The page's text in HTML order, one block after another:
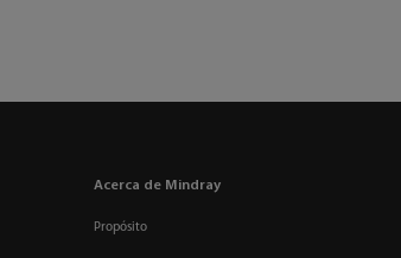
Acerca de Mindray
Propósito